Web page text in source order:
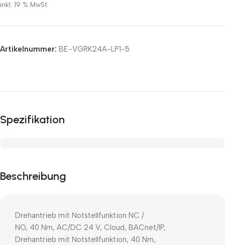
inkl. 19 % MwSt.
Artikelnummer: BE-VGRK24A-LP1-5
Spezifikation
Beschreibung
Drehantrieb mit Notstellfunktion NC /
NO, 40 Nm, AC/DC 24 V, Cloud, BACnet/IP,
Drehantrieb mit Notstellfunktion, 40 Nm,